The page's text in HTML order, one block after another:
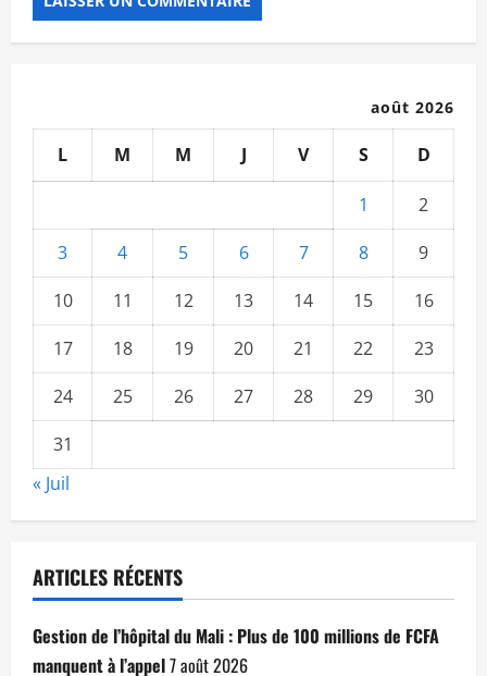
août 2026
L M M J V S D
1
2
3
4 5 6 7 8
9
10
11 12 13 14 15
16
17
18 19 20 21 22
23
24
25 26 27 28 29
30
31
« Juil
ARTICLES RÉCENTS
Gestion de l’hôpital du Mali : Plus de 100 millions de FCFA
manquent à l’appel7 août 2026